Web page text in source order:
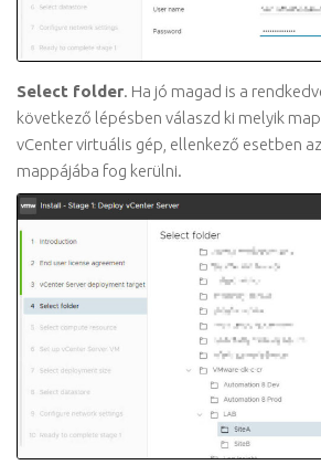
Select folder. Ha jó magad is a
következő lépésben válaszd ki melyik
vCenter virtuális gép, ellenkező esetben
mappájába fog kerülni.